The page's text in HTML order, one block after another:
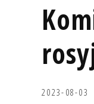
2023-08-03